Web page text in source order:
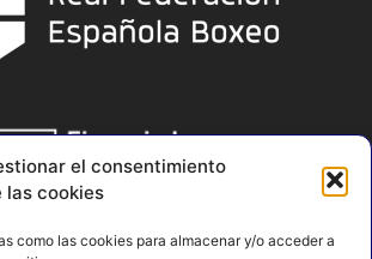
el consentimiento
las cookies
como las cookies para almacenar y/o acceder a